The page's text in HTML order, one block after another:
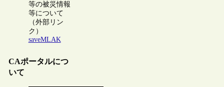
等の被災情報
等について
（外部リン
ク）
saveMLAK
CAポータルにつ
いて